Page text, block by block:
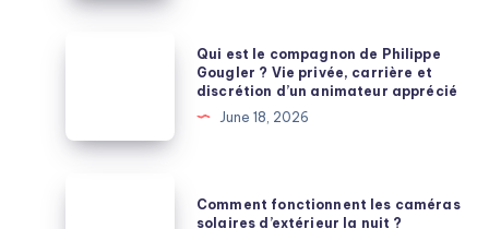
portrait
télévision
de
Qui est le compagnon de Philippe
Gougler ? Vie privée, carrière et
discrétion d’un animateur apprécié
June 18, 2026
Comment fonctionnent les caméras
solaires d’extérieur la nuit ?